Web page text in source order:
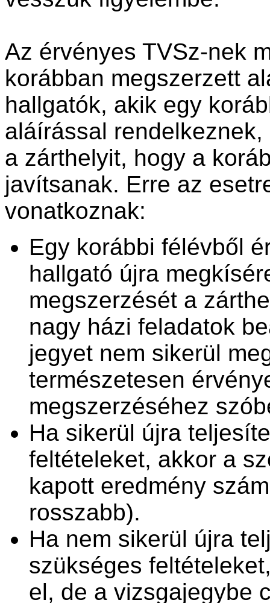
Az érvényes TVSz-nek
korábban megszerzett
hallgatók, akik egy
aláírással
a zárthelyit, hogy a
javítsanak. Erre az
vonatkoznak:
Egy korábbi félévből
hallgató újra
megszerzését a
nagy házi feladatok
jegyet nem sikerül
természetesen
megszerzéséhez
Ha sikerül újra
feltételeket, akkor a
kapott eredmény
rosszabb).
Ha nem sikerül újra
szükséges
el, de a vizsgajegybe